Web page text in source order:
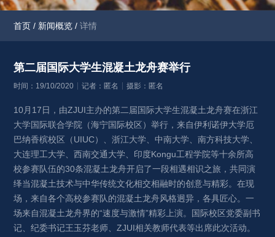
首页 / 新闻概览 / 详情
第二届国际大学生混凝土龙舟赛举行
时间：19/10/2020 记者：匿名 摄影：匿名
10月17日，由ZJUI主办的第二届国际大学生混凝土龙舟赛在浙江
大学国际联合学院（海宁国际校区）举行，来自伊利诺伊大学厄
巴纳香槟校区（UIUC）、浙江大学、中南大学、南方科技大学、
大连理工大学、西南交通大学、印度Kongu工程学院等十余所高
校参赛队伍的30条混凝土龙舟开启了一段相遇相识之旅，共同演
绎当混凝土技术与中华传统文化相交相融时的创意与精彩。在现
场，来自各个高校参赛队的混凝土龙舟风格迥异，各具匠心。一
场来自混凝土龙舟界的“速度与激情”精彩上演。国际校区党委副书
记、纪委书记王玉芬老师、ZJUI相关教师代表等出席此次活动。